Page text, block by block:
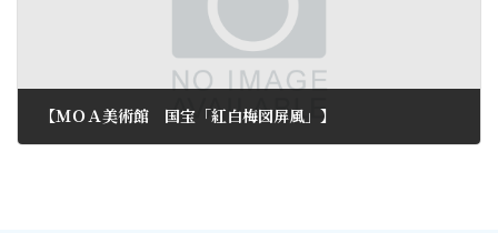
【ＭＯＡ美術館 国宝「紅白梅図屏風」】